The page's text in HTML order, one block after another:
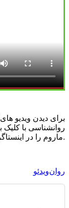
برای دیدن ویدیو
روانشناسی با کلیک
ماروم را در اینستاگرام دنبال کنید.
روان‌ویدئو